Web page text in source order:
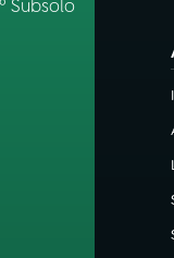
Subsolo